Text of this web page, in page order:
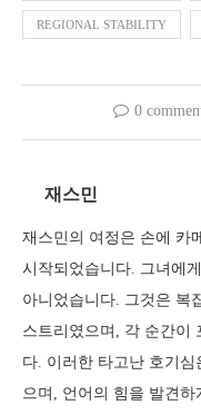
REGIONAL STABILITY
0
재스민
재스민의 여정은 손에 카
시작되었습니다. 그녀에
아니었습니다. 그것은 복
스트리였으며, 각 순간이
다. 이러한 타고난 호기
으며, 언어의 힘을 발견